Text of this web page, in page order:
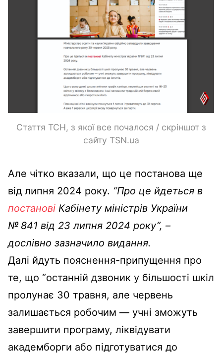
Стаття ТСН, з якої все почалося / скріншот з
сайту TSN.ua
Але чітко вказали, що це постанова ще
від липня 2024 року. “Про це йдеться в
постанові Кабінету міністрів України
№ 841 від 23 липня 2024 року”, –
дослівно зазначило видання.
Далі йдуть пояснення-припущення про
те, що “останній дзвоник у більшості шкіл
пролунає 30 травня, але червень
залишається робочим — учні зможуть
завершити програму, ліквідувати
академборги або підготуватися до